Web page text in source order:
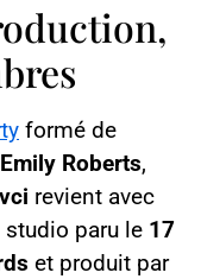
formé de
Emily Roberts,
revient avec
studio paru le 17
et produit par